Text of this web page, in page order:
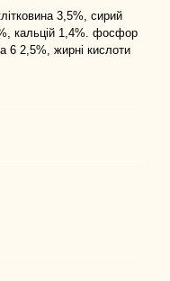
3,5%, сирий
кальцій 1,4%. фосфор
6 2,5%, жирні кислоти